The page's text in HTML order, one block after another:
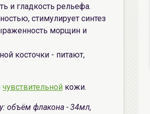
и гладкость рельефа.
стимулирует синтез
морщин и
косточки - питают,
чувствительной кожи.
объём флакона - 34мл,